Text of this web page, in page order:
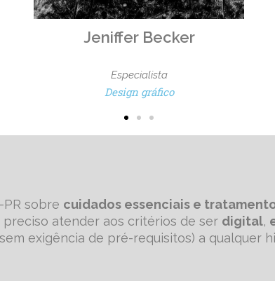
Guilherme Pinheiro
Sócio e especialista
Dono de projeto e Relacionamento comercial
sobre cuidados essenciais e
preciso atender aos critérios de ser digital,
exigência de pré-requisitos) a qualquer